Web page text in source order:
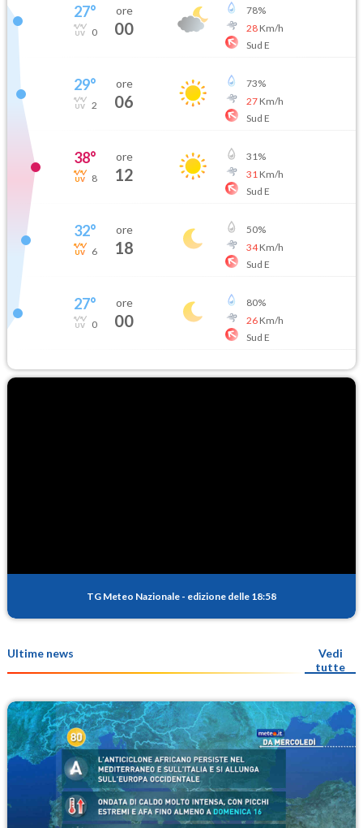
27°
0
ore
00
78%
28Km/h
Sud E
29°
2
ore
06
73%
27Km/h
Sud E
38°
8
ore
12
31%
31 Km/h
Sud E
32°
6
ore
18
50%
34Km/h
Sud E
27°
0
ore
00
80%
26Km/h
Sud E
TG Meteo Nazionale - edizione delle 18:58
Ultime news
Vedi
tutte